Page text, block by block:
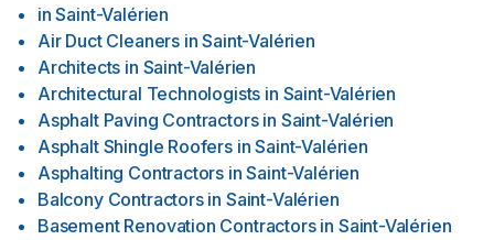
in Saint-Valérien
Air Duct Cleaners in Saint-Valérien
Architects in Saint-Valérien
Architectural Technologists in Saint-Valérien
Asphalt Paving Contractors in Saint-Valérien
Asphalt Shingle Roofers in Saint-Valérien
Asphalting Contractors in Saint-Valérien
Balcony Contractors in Saint-Valérien
Basement Renovation Contractors in Saint-Valérien